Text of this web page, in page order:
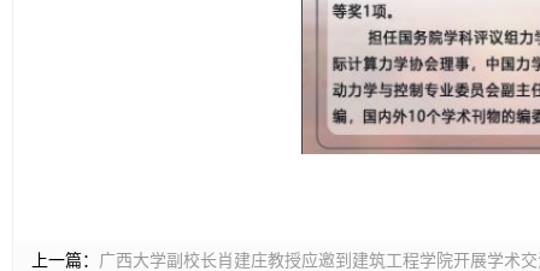
上一篇： 广西大学副校长肖建庄教授应邀到建筑工程学院开展学术